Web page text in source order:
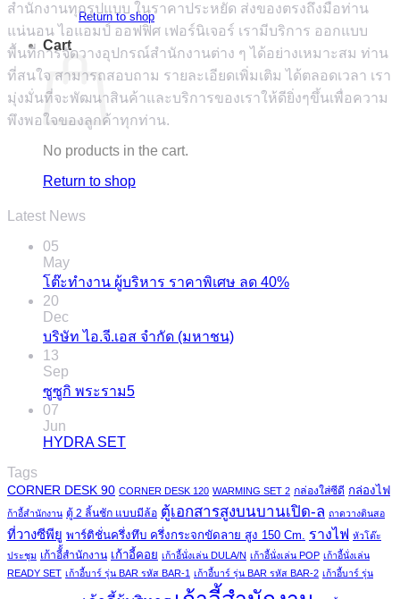
Return to shop
Cart
No products in the cart.
Return to shop
สำนักงานทุกรูปแบบ ในราคาประหยัด ส่งของตรงถึงมือท่าน
แน่นอน ไอแอมป์ ออฟฟิศ เฟอร์นิเจอร์ เรามีบริการ ออกแบบ
พื้นที่การจัดวางอุปกรณ์สำนักงานต่าง ๆ ได้อย่างเหมาะสม ท่าน
ที่สนใจ สามารถสอบถาม รายละเอียดเพิ่มเติม ได้ตลอดเวลา เรา
มุ่งมั่นที่จะพัฒนาสินค้าและบริการของเราให้ดียิ่งๆขึ้นเพื่อความ
พึงพอใจของลูกค้าทุกท่าน.
Latest News
05
May
โต๊ะทำงาน ผู้บริหาร ราคาพิเศษ ลด 40%
20
Dec
บริษัท ไอ.จี.เอส จำกัด (มหาชน)
13
Sep
ซูซูกิ พระราม5
07
Jun
HYDRA SET
Tags
CORNER DESK 90 CORNER DESK 120 WARMING SET 2 กล่องใส่ซีดี กล่องไฟ
ก้าอี้สำนักงาน ตู้ 2 ลิ้นชัก แบบมีล้อ ตู้เอกสารสูงบนบานเปิด-ล ถาดวางดินสอ
ที่วางซีพียู พาร์ติชั่นครึ่งทึบ ครึ่งกระจกขัดลาย สูง 150 Cm. รางไฟ หัวโต๊ะ
ประชุม เก้าอีั้สำนักงาน เก้าอี้คอย เก้าอี้นั่งเล่น DULA/N เก้าอี้นั่งเล่น POP เก้าอี้นั่งเล่น
READY SET เก้าอี้บาร์ รุ่น BAR รหัส BAR-1 เก้าอี้บาร์ รุ่น BAR รหัส BAR-2 เก้าอี้บาร์ รุ่น